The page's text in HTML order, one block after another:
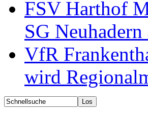
FSV Harthof
SG
VfR
wird